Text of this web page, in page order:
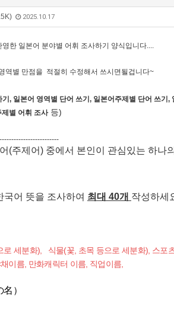
2025.10.17
한 일본어 분야별 어휘 조사하기 양식입니다....
역별 만점을 적절히 수정해서 쓰시면될겁니다~
, 일본어 영역별 단어 쓰기, 일본어주제별 단어 쓰기,
어휘 조사등)
(주제어) 중에서 본인이 관심있는 하나
어 뜻을 조사하여 최대 40개 작성하세
세분화), 식물(꽃, 초목 등으로 세분화), 스포
이름, 만화캐릭터 이름, 직업이름,
）